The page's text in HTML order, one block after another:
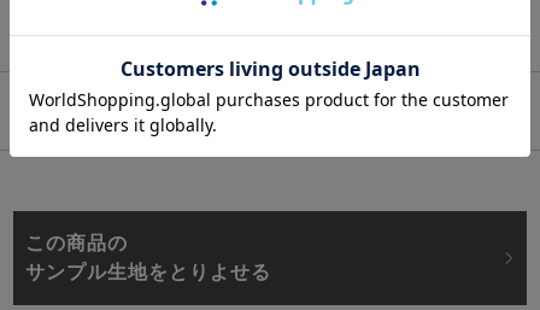
※ご注意事項・よくあるご質問
商品説明
この商品の
サンプル生地をとりよせる